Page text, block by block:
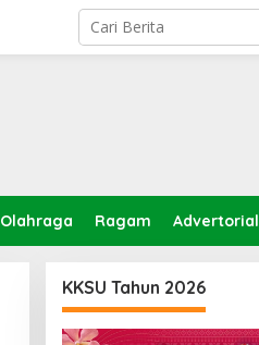
Olahraga Ragam Advertorial
KKSU Tahun 2026